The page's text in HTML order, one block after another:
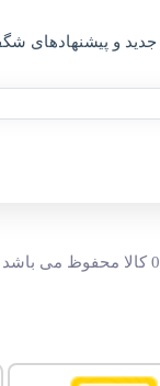
جدید و پیشنهاد‌های
تمام حقوق وب سایت 024 کالا محفوظ